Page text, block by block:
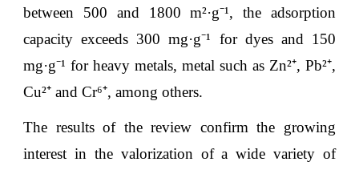
between 500 and 1800 m²·g⁻¹, the adsorption
capacity exceeds 300 mg·g⁻¹ for dyes and 150
mg·g⁻¹ for heavy metals, metal such as Zn²⁺, Pb²⁺,
Cu²⁺ and Cr⁶⁺, among others.
The results of the review confirm the growing
interest in the valorization of a wide variety of